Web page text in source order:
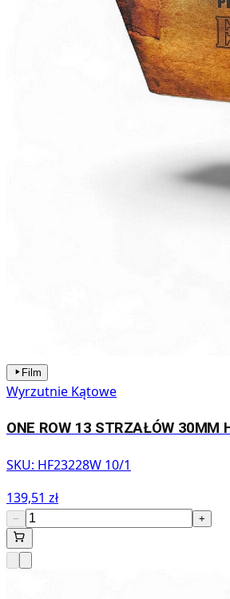
Film
Wyrzutnie Kątowe
ONE ROW 13 STRZAŁÓW 30MM
SKU: HF23228W 10/1
139,51 zł
− +